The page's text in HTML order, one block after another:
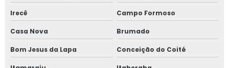
Irecê Campo Formoso
Casa Nova Brumado
Bom Jesus da Lapa Conceição do Coité